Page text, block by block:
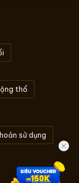
thổ
sử dụng